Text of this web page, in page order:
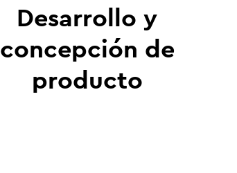
Desarrollo y
concepción de
producto